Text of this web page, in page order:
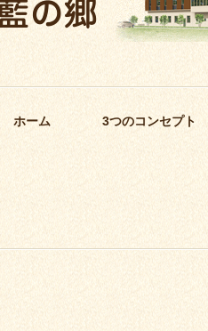
ホーム 3つのコンセプト